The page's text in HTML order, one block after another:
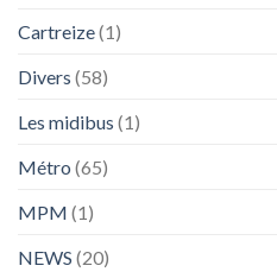
Cartreize(1)
Divers (58)
Les midibus (1)
Métro (65)
MPM (1)
NEWS (20)